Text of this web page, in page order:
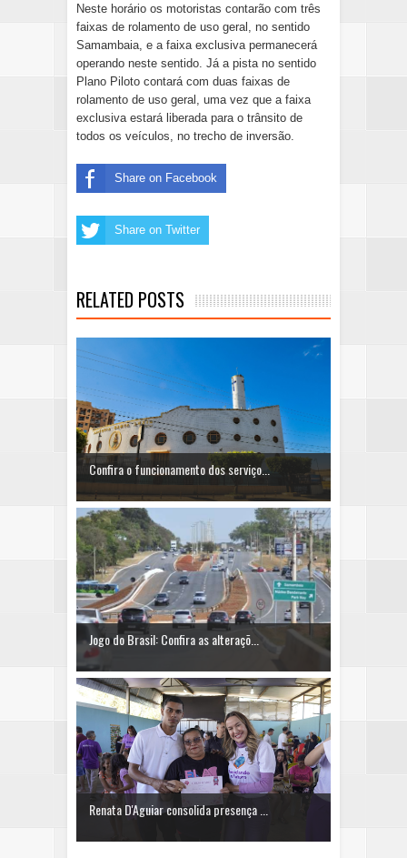
Neste horário os motoristas contarão com três
faixas de rolamento de uso geral, no sentido
Samambaia, e a faixa exclusiva permanecerá
operando neste sentido. Já a pista no sentido
Plano Piloto contará com duas faixas de
rolamento de uso geral, uma vez que a faixa
exclusiva estará liberada para o trânsito de
todos os veículos, no trecho de inversão.
Share on Facebook
Share on Twitter
RELATED POSTS
Confira o funcionamento dos serviço...
Jogo do Brasil: Confira as alteraçõ...
Renata D'Aguiar consolida presença ...